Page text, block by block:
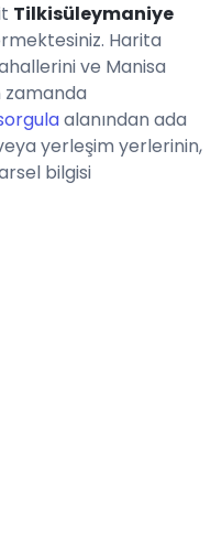
Tilkisüleymaniye
Harita
ve Manisa
zamanda
alanından ada
yerleşim yerlerinin,
bilgisi